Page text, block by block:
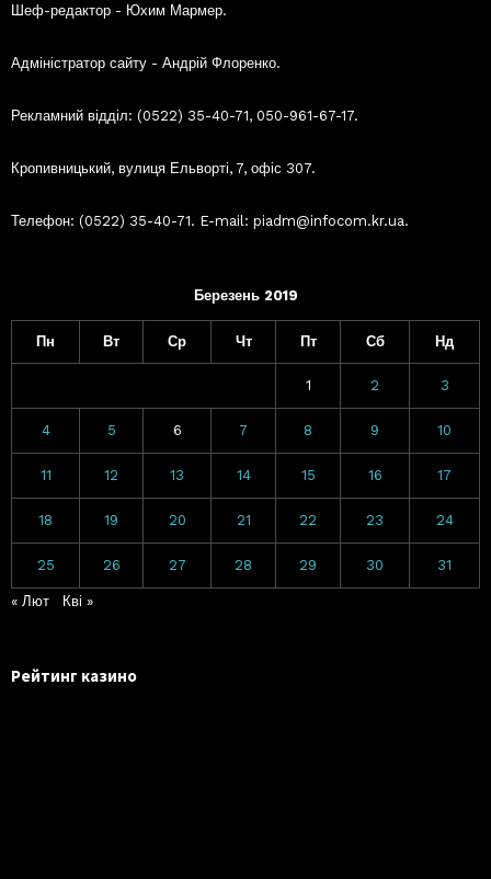
Шеф-редактор - Юхим Мармер.
Адміністратор сайту - Андрій Флоренко.
Рекламний відділ: (0522) 35-40-71, 050-961-67-17.
Кропивницький, вулиця Ельворті, 7, офіс 307.
Телефон: (0522) 35-40-71. E-mail: piadm@infocom.kr.ua.
Березень 2019
Пн Вт Ср Чт Пт Сб Нд
1 2 3
4 5 6 7 8 9 10
11 12 13 14 15 16 17
18 19 20 21 22 23 24
25 26 27 28 29 30 31
« Лют Кві »
Рейтинг казино